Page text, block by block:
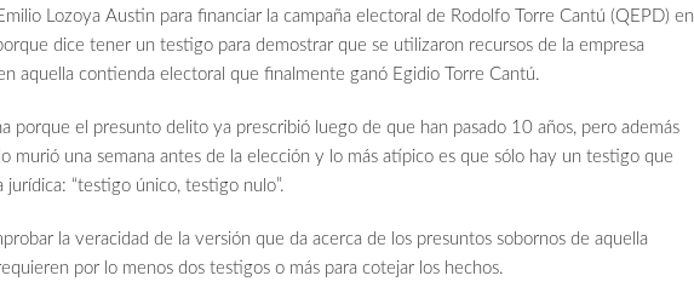
Lozoya Austin para financiar la campaña electoral de Rodolfo Torre Cantú (QEPD) en
dice tener un testigo para demostrar que se utilizaron recursos de la empresa
aquella contienda electoral que finalmente ganó Egidio Torre Cantú.
el presunto delito ya prescribió luego de que han pasado 10 años, pero además
murió una semana antes de la elección y lo más atípico es que sólo hay un testigo que
jurídica: “testigo único, testigo nulo”.
la veracidad de la versión que da acerca de los presuntos sobornos de aquella
por lo menos dos testigos o más para cotejar los hechos.